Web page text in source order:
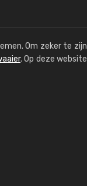
Om zeker te zijn
. Op deze website